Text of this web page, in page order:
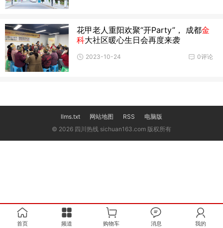
花甲老人重阳欢聚“开Party”， 成都金
科大社区暖心生日会再度来袭
0评论
2023-10-24
首页 频道 购物车 消息 我的
llms.txt 网站地图 RSS
电脑版
© 2026 四川热线 sichuan163.com 版权所有